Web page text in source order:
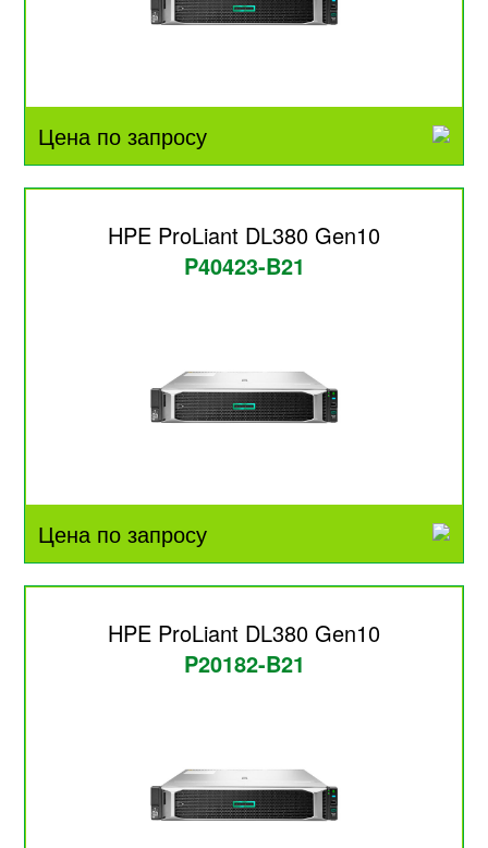
Цена по запросу
HPE ProLiant DL380 Gen10
P40423-B21
Цена по запросу
HPE ProLiant DL380 Gen10
P20182-B21